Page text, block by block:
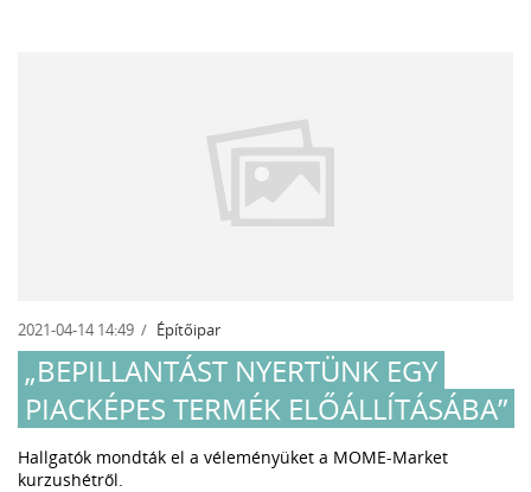
2021-04-14 14:49 Építőipar
„BEPILLANTÁST NYERTÜNK EGY
PIACKÉPES TERMÉK ELŐÁLLÍTÁSÁBA”
Hallgatók mondták el a véleményüket a MOME-Market
kurzushétről.